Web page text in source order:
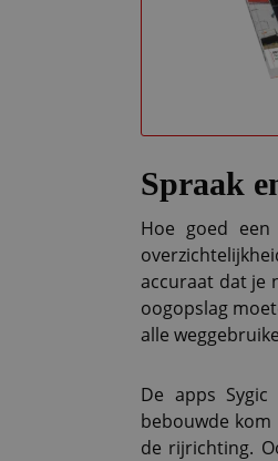
Spraak
Hoe goed
accuraat dat je
oogopslag
alle
De apps
bebouwde
de rijrichting.